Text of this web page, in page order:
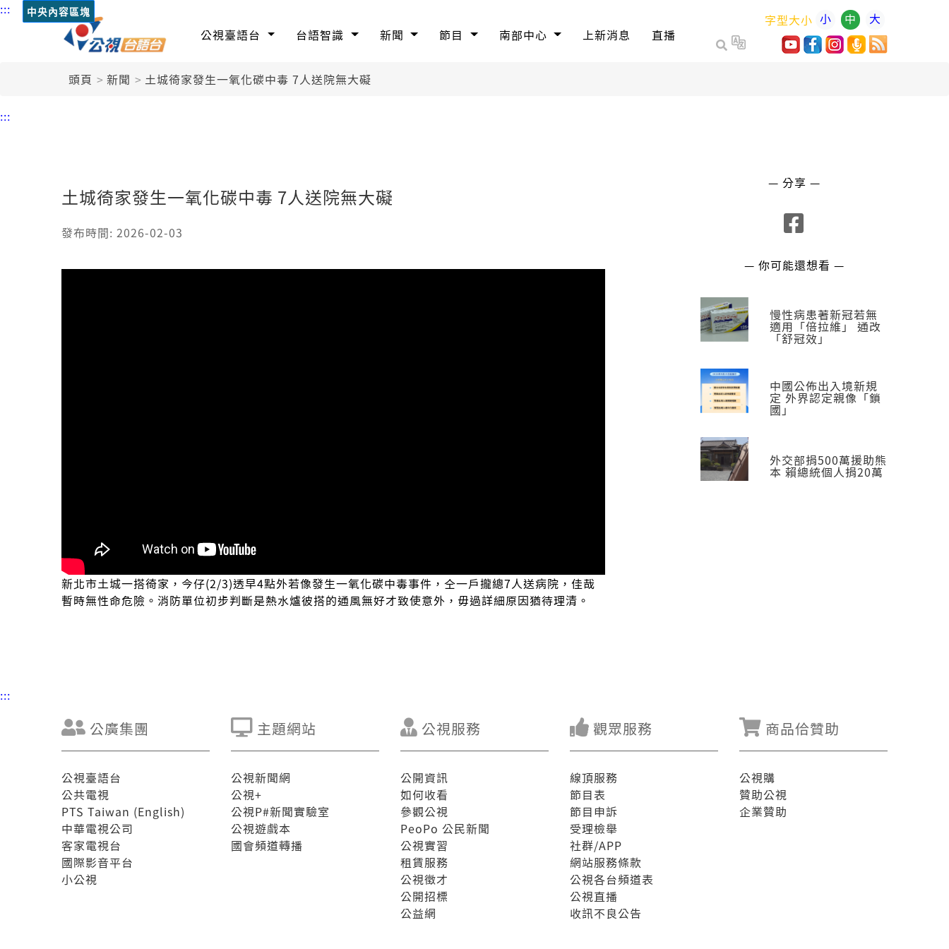
::: 中央內容區塊
公視臺語台 台語智識 新聞 節目 南部中心 上新消息 直播
字型大小 小 中 大
頭頁 新聞 土城徛家發生一氧化碳中毒 7人送院無大礙
:::
土城徛家發生一氧化碳中毒 7人送院無大礙
發布時間: 2026-02-03
新北市土城一搭徛家，今仔(2/3)透早4點外若像發生一氧化碳中毒事件，仝一戶攏總7人送病院，佳哉
暫時無性命危險。消防單位初步判斷是熱水爐彼搭的通風無好才致使意外，毋過詳細原因猶待理清。
— 分享 —
— 你可能還想看 —
慢性病患著新冠若無
適用「倍拉維」 通改
「舒冠效」
中國公佈出入境新規
定 外界認定親像「鎖
國」
外交部捐500萬援助熊
本 賴總統個人捐20萬
:::
公廣集團
公視臺語台
公共電視
PTS Taiwan (English)
中華電視公司
客家電視台
國際影音平台
小公視
主題網站
公視新聞網
公視+
公視P#新聞實驗室
公視遊戲本
國會頻道轉播
公視服務
公開資訊
如何收看
參觀公視
PeoPo 公民新聞
公視實習
租賃服務
公視徵才
公開招標
公益網
觀眾服務
線頂服務
節目表
節目申訴
受理檢舉
社群/APP
網站服務條款
公視各台頻道表
公視直播
收訊不良公告
商品佮贊助
公視購
贊助公視
企業贊助